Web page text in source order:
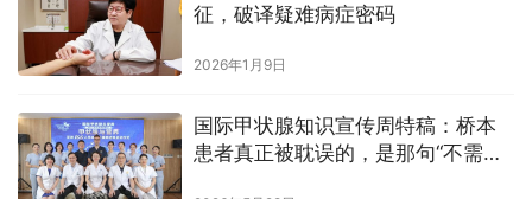
征，破译疑难病症密码
2026年1月9日
国际甲状腺知识宣传周特稿：桥本
患者真正被耽误的，是那句“不需要